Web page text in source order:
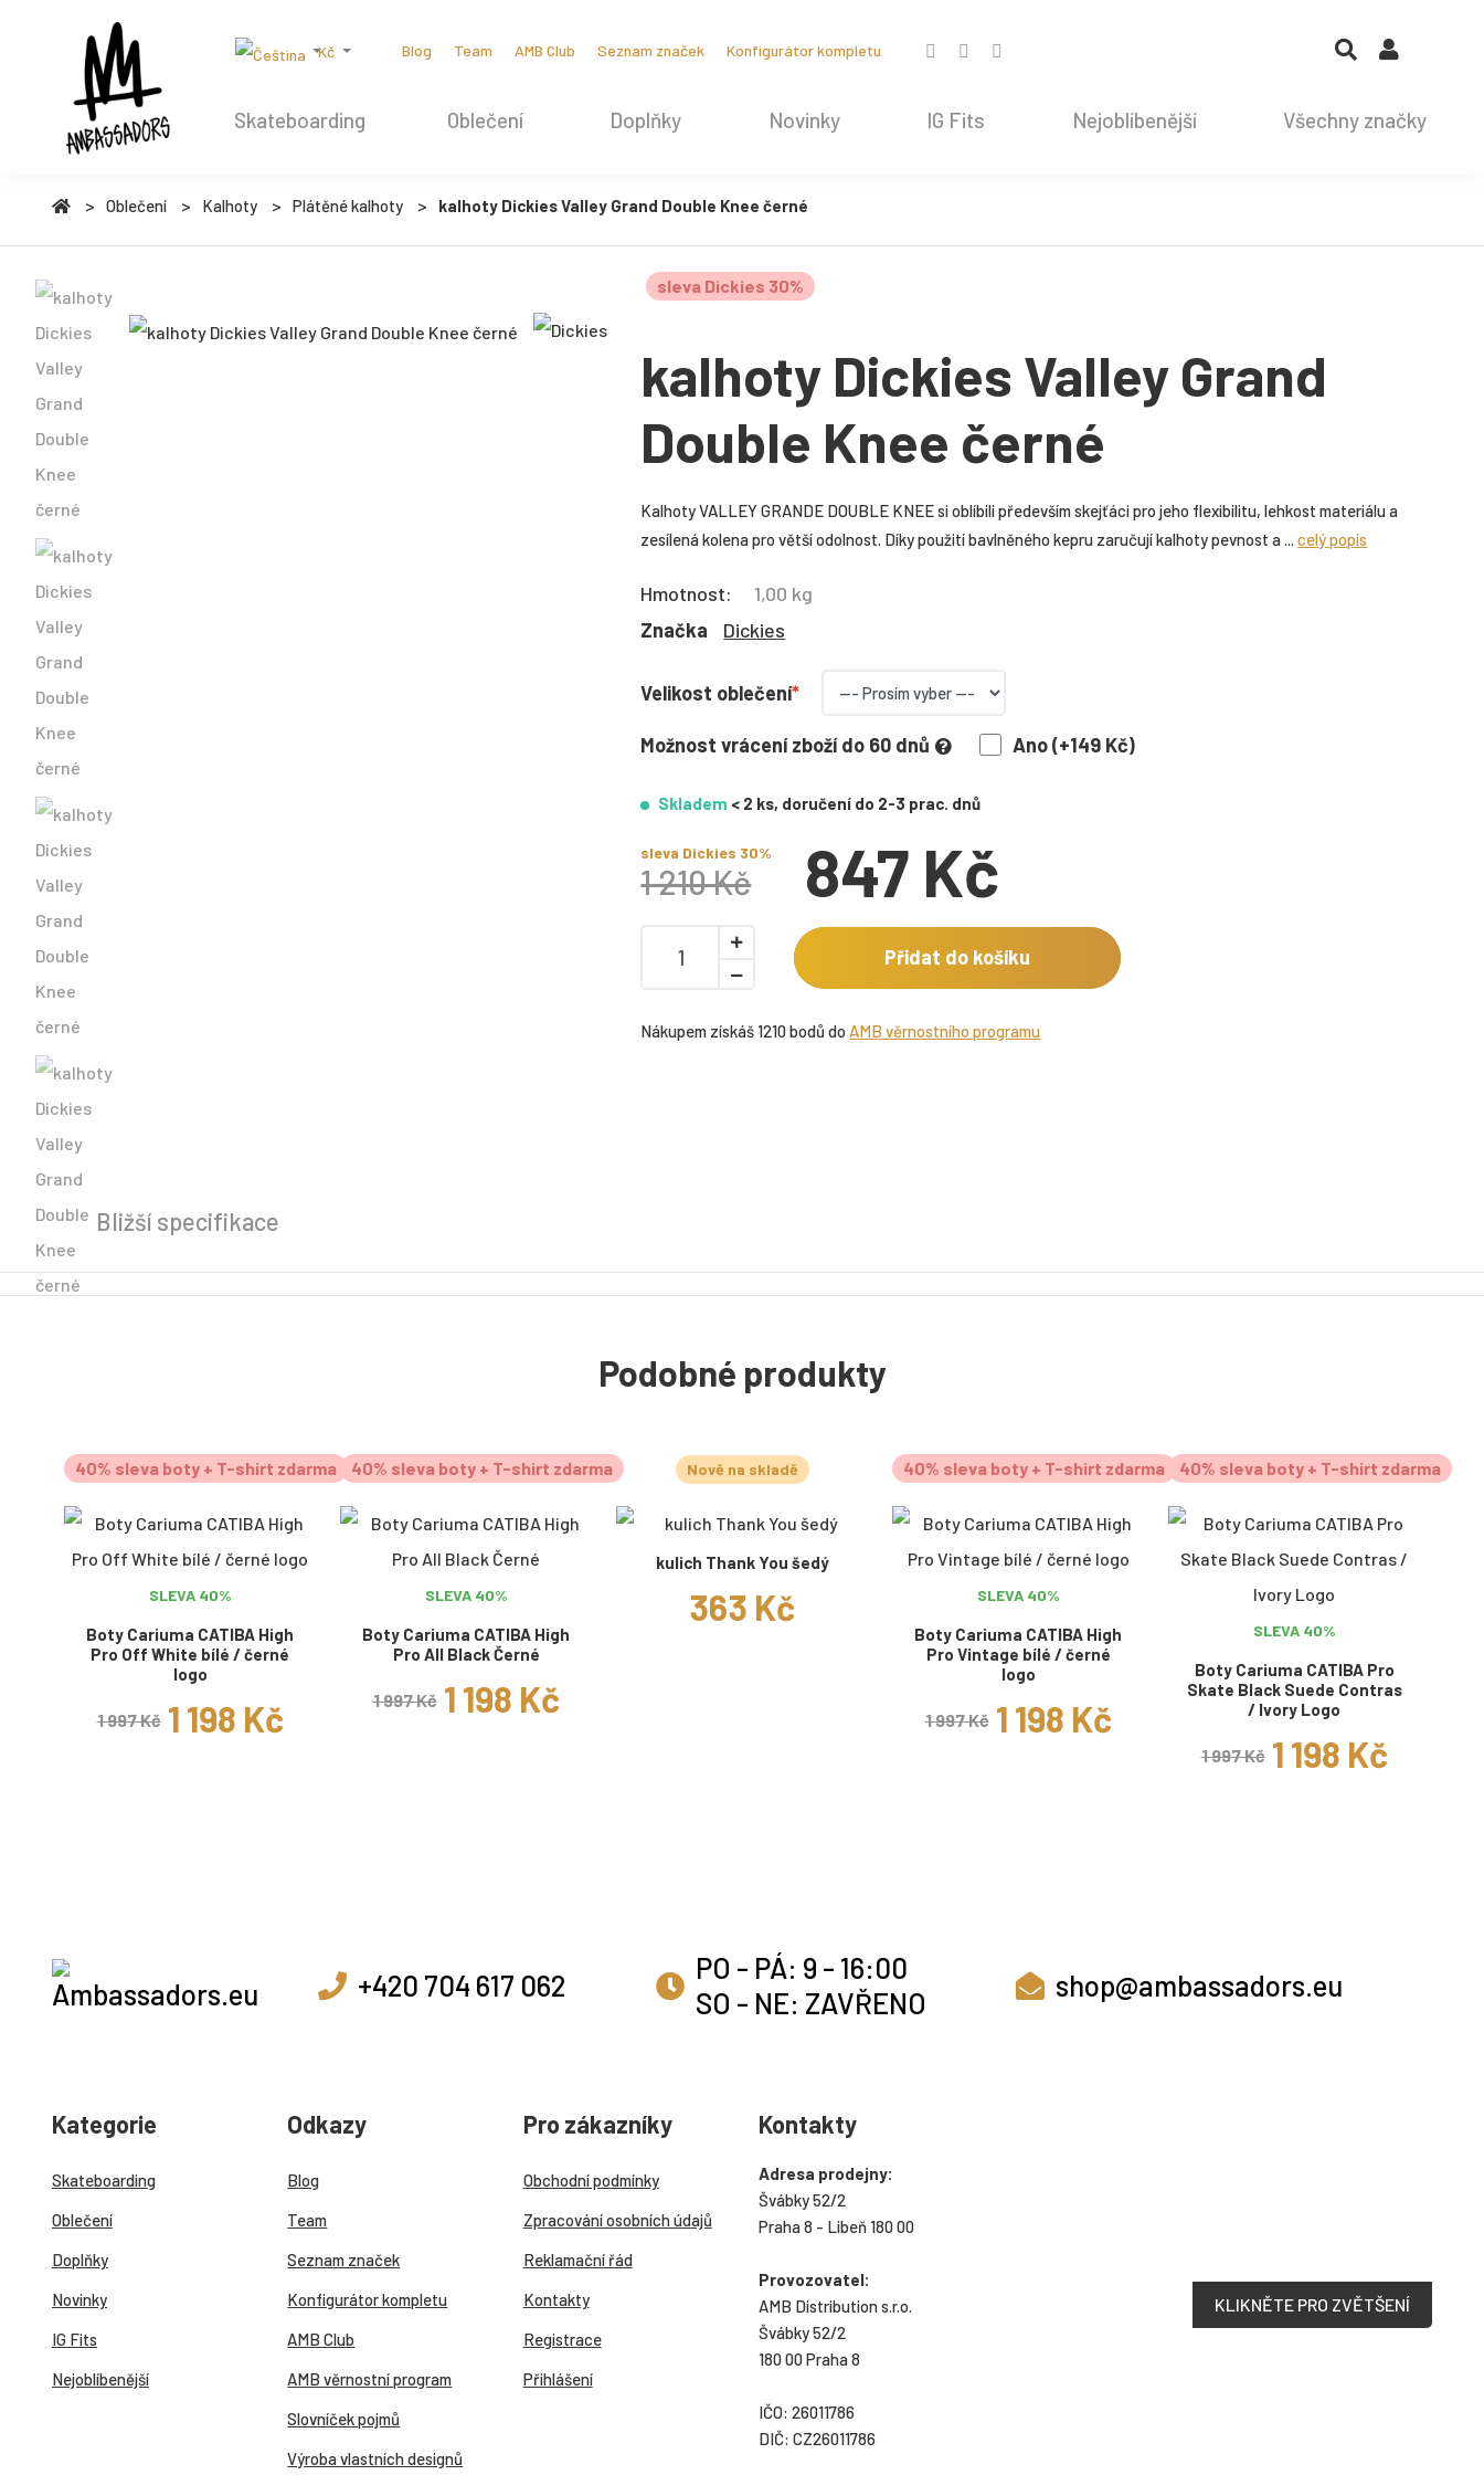
Kč Blog Team AMB Club Seznam značek Konfigurátor kompletu
Skateboarding Oblečení Doplňky Novinky IG Fits Nejoblíbenější Všechny značky
Oblečení Kalhoty Plátěné kalhoty kalhoty Dickies Valley Grand Double Knee černé
sleva Dickies 30%
kalhoty Dickies Valley Grand
Double Knee černé
Kalhoty VALLEY GRANDE DOUBLE KNEE si oblíbili především skejťáci pro jeho flexibilitu, lehkost materiálu a
zesílená kolena pro větší odolnost. Díky použití bavlněného kepru zaručují kalhoty pevnost a ...celý popis
Hmotnost:
1,00 kg
Značka
Dickies
Velikost oblečení
Možnost vrácení zboží do 60 dnů Ano (+149 Kč)
Skladem < 2 ks, doručení do 2-3 prac. dnů
sleva Dickies 30%
1 210 Kč 847 Kč
Přidat do košíku
Nákupem získáš 1210 bodů do AMB věrnostního programu
Bližší specifikace
Podobné produkty
40% sleva boty + T-shirt zdarma
SLEVA 40%
Boty Cariuma CATIBA High
Pro Off White bílé / černé
logo
1 997 Kč 1 198 Kč
40% sleva boty + T-shirt zdarma
SLEVA 40%
Boty Cariuma CATIBA High
Pro All Black Černé
1 997 Kč 1 198 Kč
Nově na skladě
kulich Thank You šedý
363 Kč
40% sleva boty + T-shirt zdarma
SLEVA 40%
Boty Cariuma CATIBA High
Pro Vintage bílé / černé
logo
1 997 Kč 1 198 Kč
40% sleva boty + T-shirt zdarma
SLEVA 40%
Boty Cariuma CATIBA Pro
Skate Black Suede Contras
/ Ivory Logo
1 997 Kč 1 198 Kč
+420 704 617 062
PO - PÁ: 9 - 16:00
SO - NE: ZAVŘENO
shop@ambassadors.eu
Kategorie
Skateboarding
Oblečení
Doplňky
Novinky
IG Fits
Nejoblíbenější
Odkazy
Blog
Team
Seznam značek
Konfigurátor kompletu
AMB Club
AMB věrnostní program
Slovníček pojmů
Výroba vlastních designů
Pro zákazníky
Obchodní podmínky
Zpracování osobních údajů
Reklamační řád
Kontakty
Registrace
Přihlášení
Kontakty
Adresa prodejny:
Švábky 52/2
Praha 8 - Libeň 180 00
Provozovatel:
AMB Distribution s.r.o.
Švábky 52/2
180 00 Praha 8
IČO: 26011786
DIČ: CZ26011786
KLIKNĚTE PRO ZVĚTŠENÍ